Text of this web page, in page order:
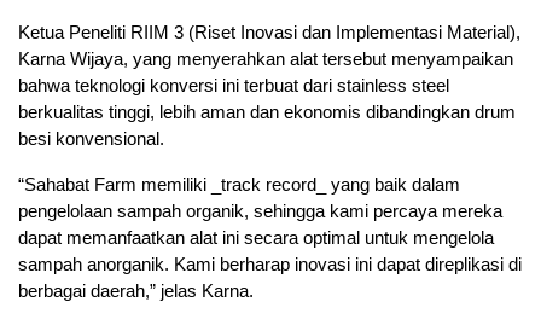
Ketua Peneliti RIIM 3 (Riset Inovasi dan Implementasi Material),
Karna Wijaya, yang menyerahkan alat tersebut menyampaikan
bahwa teknologi konversi ini terbuat dari stainless steel
berkualitas tinggi, lebih aman dan ekonomis dibandingkan drum
besi konvensional.
“Sahabat Farm memiliki _track record_ yang baik dalam
pengelolaan sampah organik, sehingga kami percaya mereka
dapat memanfaatkan alat ini secara optimal untuk mengelola
sampah anorganik. Kami berharap inovasi ini dapat direplikasi di
berbagai daerah,” jelas Karna.